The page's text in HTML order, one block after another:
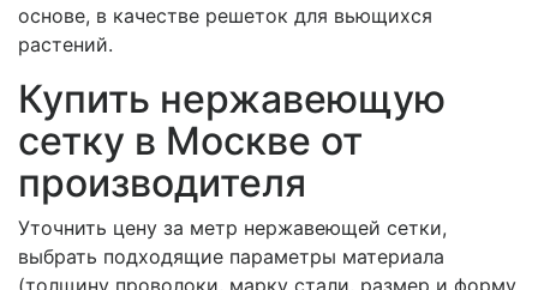
основе, в качестве решеток для вьющихся
растений.
Купить нержавеющую
сетку в Москве от
производителя
Уточнить цену за метр нержавеющей сетки,
выбрать подходящие параметры материала
(толщину проволоки, марку стали, размер и форму